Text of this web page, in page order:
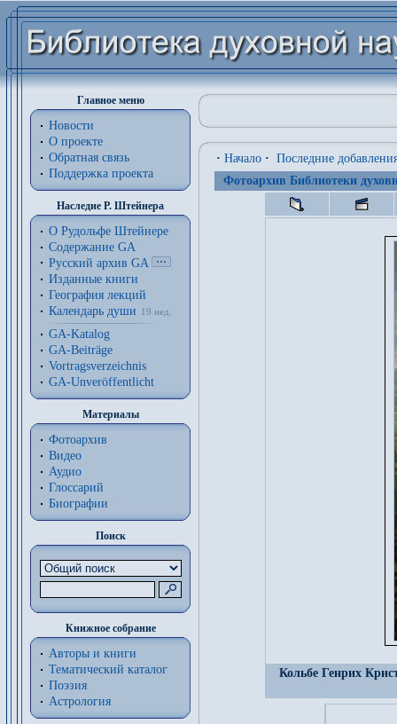
Главное меню
Новости
О проекте
Обратная связь
Поддержка проекта
Наследие Р. Штейнера
О Рудольфе Штейнере
Содержание GA
Русский архив GA
Изданные книги
География лекций
Календарь души
19 нед.
GA-Katalog
GA-Beiträge
Vortragsverzeichnis
GA-Unveröffentlicht
Материалы
Фотоархив
Видео
Аудио
Глоссарий
Биографии
Поиск
Книжное собрание
Авторы и книги
Тематический каталог
Поэзия
Астрология
· Начало · Последние
Фотоархив Библиотеки
Кольбе Генрих